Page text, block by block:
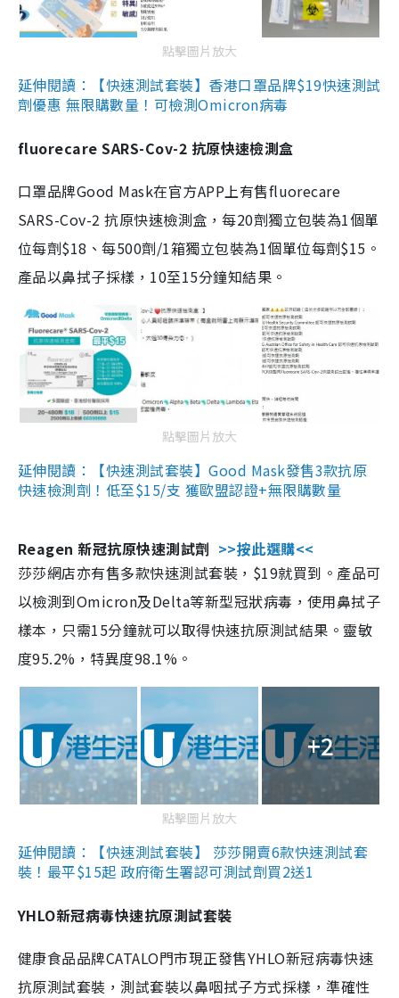
點擊圖片放大
延伸閱讀：【快速測試套裝】香港口罩品牌$19快速測試
劑優惠 無限購數量！可檢測Omicron病毒
fluorecare SARS-Cov-2 抗原快速檢測盒
口罩品牌Good Mask在官方APP上有售fluorecare
SARS-Cov-2 抗原快速檢測盒，每20劑獨立包裝為1個單
位每劑$18、每500劑/1箱獨立包裝為1個單位每劑$15。
產品以鼻拭子採樣，10至15分鐘知結果。
點擊圖片放大
延伸閱讀：【快速測試套裝】Good Mask發售3款抗原
快速檢測劑！低至$15/支 獲歐盟認證+無限購數量
Reagen 新冠抗原快速測試劑 >>按此選購<<
莎莎網店亦有售多款快速測試套裝，$19就買到。產品可
以檢測到Omicron及Delta等新型冠狀病毒，使用鼻拭子
樣本，只需15分鐘就可以取得快速抗原測試結果。靈敏
度95.2%，特異度98.1%。
+2
點擊圖片放大
延伸閱讀：【快速測試套裝】 莎莎開賣6款快速測試套
裝！最平$15起 政府衛生署認可測試劑買2送1
YHLO新冠病毒快速抗原測試套裝
健康食品品牌CATALO門市現正發售YHLO新冠病毒快速
抗原測試套裝，測試套裝以鼻咽拭子方式採樣，準確性